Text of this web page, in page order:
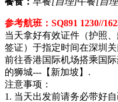
参考航班：SQ891 1230//
当天拿好有效证件（护照
签证）于指定时间在深圳
前往香港国际机场搭乘国
的狮城---【新加坡】.
注意事项：
1. 当天出发前请务必带好